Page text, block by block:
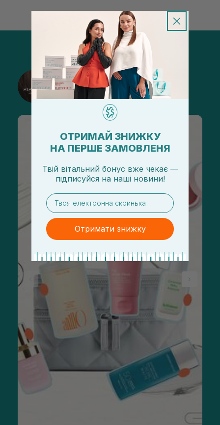
@sisters_stelmakh в Instagram
Подписаться
ОТРИМАЙ ЗНИЖКУ
НА ПЕРШЕ ЗАМОВЛЕНЯ
Твій вітальний бонус вже чекає —
підписуйся на наші новини!
email
Отримати знижку